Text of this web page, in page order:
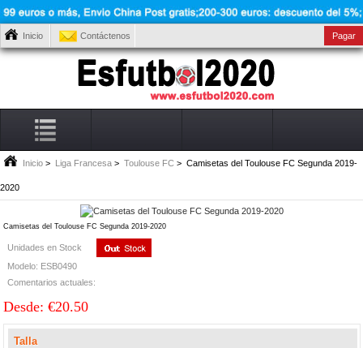
Inicio Contáctenos Pagar
Inicio > Liga Francesa > Toulouse FC > Camisetas del Toulouse FC Segunda 2019-
2020
Camisetas del Toulouse FC Segunda 2019-2020
Unidades en Stock
Modelo: ESB0490
Comentarios actuales:
Desde: €20.50
Talla